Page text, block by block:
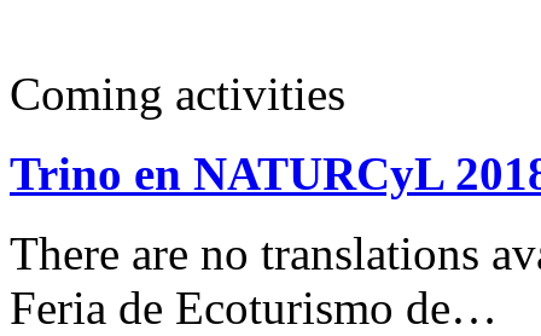
Coming activities
Trino en NATURCyL
There are no translations
Feria de Ecoturismo de…